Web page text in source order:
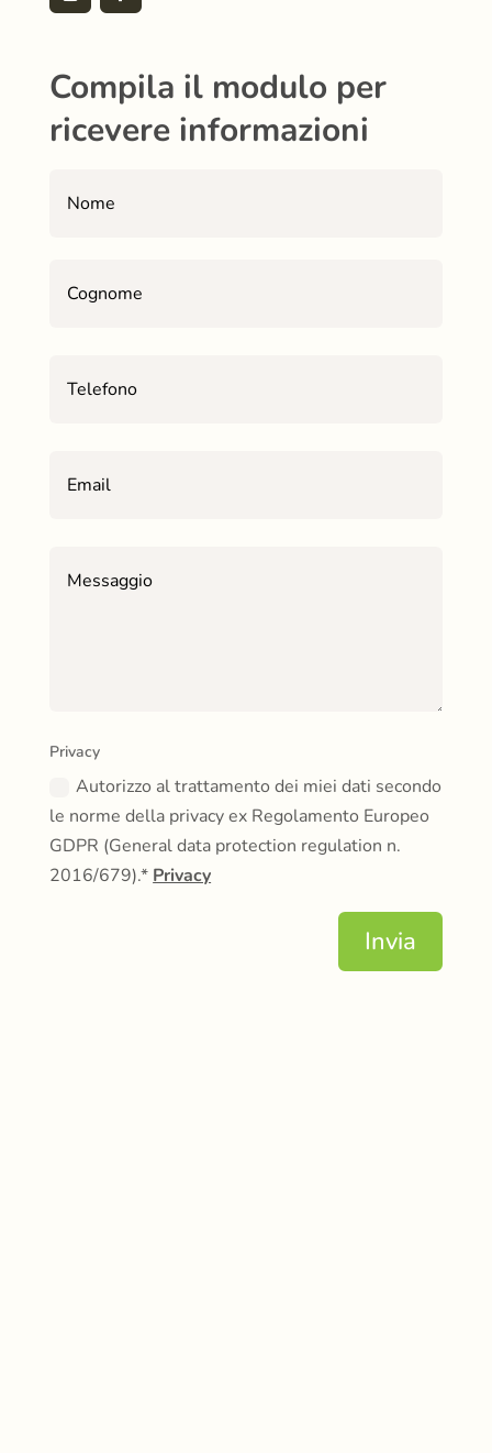
Compila il modulo per
ricevere informazioni
Privacy
Autorizzo al trattamento dei miei dati secondo
le norme della privacy ex Regolamento Europeo
GDPR (General data protection regulation n.
2016/679).* Privacy
Invia